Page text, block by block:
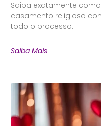
Saiba exatamente
casamento religioso
todo o processo.
Saiba Mais